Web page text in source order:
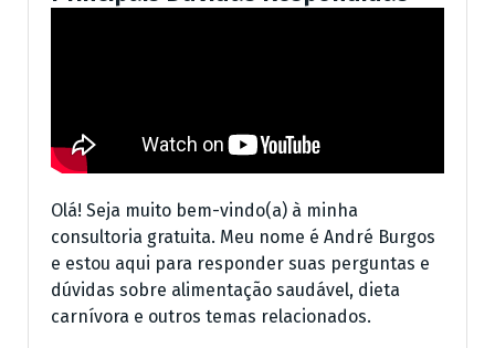
Olá! Seja muito bem-vindo(a) à minha
consultoria gratuita. Meu nome é André Burgos
e estou aqui para responder suas perguntas e
dúvidas sobre alimentação saudável, dieta
carnívora e outros temas relacionados.